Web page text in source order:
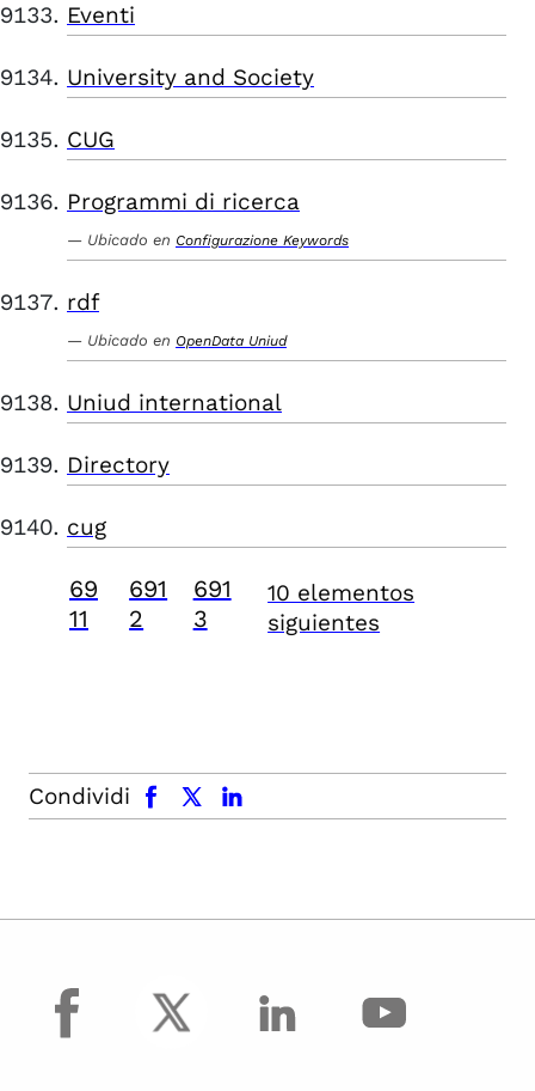
Eventi
University and Society
CUG
Programmi di ricerca
Ubicado en Configurazione Keywords
rdf
Ubicado en OpenData Uniud
Uniud international
Directory
cug
69
11
691
2
691
3
10 elementos
siguientes
Condividi
facebook x.com linkedin
facebook